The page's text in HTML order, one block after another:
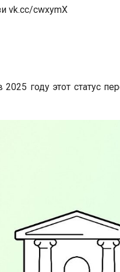
vk.cc/cwxymX
году этот статус